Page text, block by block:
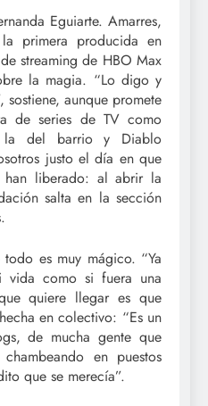
Eguiarte. Amarres,
primera producida en
streaming de HBO Max
la magia. “Lo digo y
aunque promete
de series de TV como
la del barrio y Diablo
justo el día en que
han liberado: al abrir la
salta en la sección
es muy mágico. “Ya
vida como si fuera una
quiere llegar es que
en colectivo: “Es un
de mucha gente que
en puestos
que se merecía”.